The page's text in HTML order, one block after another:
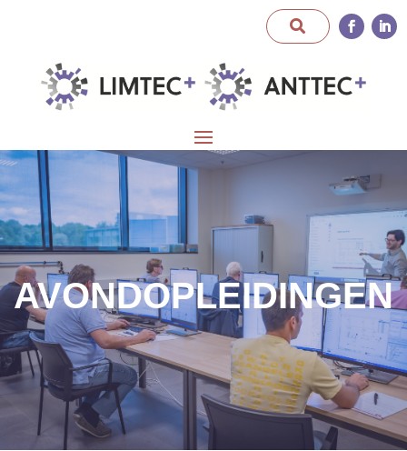
AVONDOPLEIDINGEN